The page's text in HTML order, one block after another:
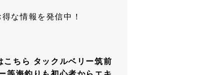
な情報を発信中！
こちら タックルベリー筑前